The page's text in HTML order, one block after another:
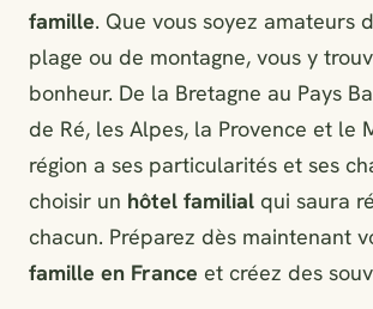
famille. Que vous soyez amateurs
plage ou de montagne, vous y
bonheur. De la Bretagne au Pays
de Ré, les Alpes, la Provence et le
région a ses particularités et ses
choisir un hôtel familial qui saura
chacun. Préparez dès maintenant
famille en France et créez des